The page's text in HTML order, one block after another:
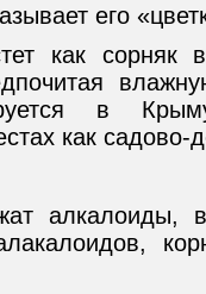
его
как сорняк
в
как садово-
алкалоиды,